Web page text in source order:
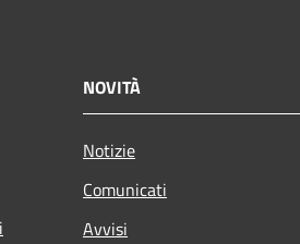
NOVITÀ
Notizie
Comunicati
Avvisi